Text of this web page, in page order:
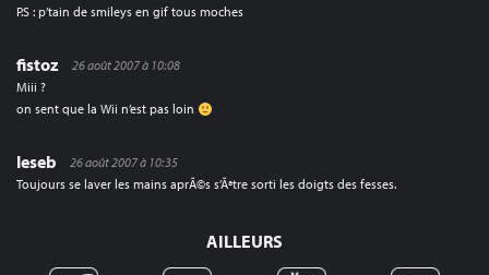
P.S : p’tain de smileys en gif tous moches
fistoz
26 août 2007 à 10:08
Miii ?
on sent que la Wii n’est pas loin
leseb
26 août 2007 à 10:35
Toujours se laver les mains aprÃ©s s’Ãªtre sorti les doigts des fesses.
AILLEURS